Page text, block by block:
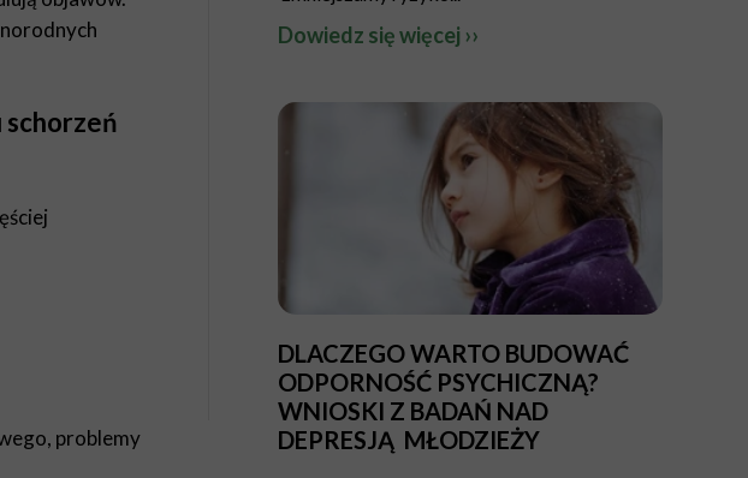
Dowiedz się więcej ››
DLACZEGO WARTO BUDOWAĆ
ODPORNOŚĆ PSYCHICZNĄ?
WNIOSKI Z BADAŃ NAD
DEPRESJĄ MŁODZIEŻY
schorzeń
problemy